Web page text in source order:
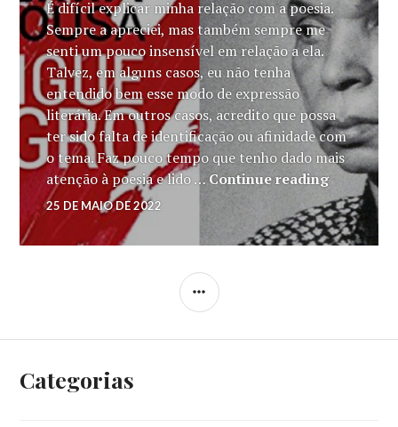
É difícil explicar minha relação com a poesia.
Sempre a apreciei, mas também sempre me
senti um pouco insensível em relação a ela.
Talvez, em alguns casos, eu não tenha
entendido bem esse modo de expressão
literária. Em outros casos, acredito que possa
ter sido falta de identificação ou afinidade com
o tema. Faz pouco tempo que tenho dado mais
atenção à poesia e lido …Continue readingSangue
SARAH
25 DE MAIO DE 2022
SIDEBAR
Categorias